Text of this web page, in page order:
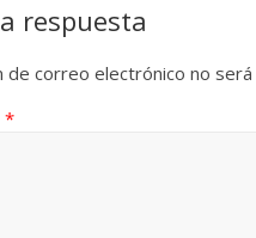
respuesta
de correo electrónico no será
*